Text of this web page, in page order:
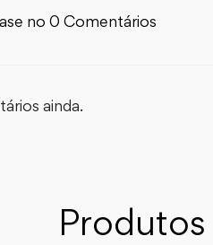
no 0 Comentários
ainda.